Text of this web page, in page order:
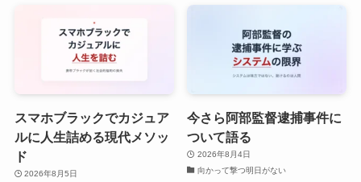
スマホブラックでカジュア
ルに人生詰める現代メソッ
ド
2026年8月5日
今さら阿部監督逮捕事件に
ついて語る
2026年8月4日
向かって撃つ明日がない